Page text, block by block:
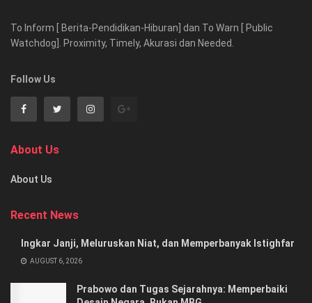
To Inform [ Berita-Pendidikan-Hiburan] dan To Warn [ Public
Watchdog]. Proximity, Timely, Akurasi dan Needed.
Follow Us
About Us
About Us
Recent News
Ingkar Janji, Meluruskan Niat, dan Memperbanyak Istighfar
AUGUST 6, 2026
Prabowo dan Tugas Sejarahnya: Memperbaiki